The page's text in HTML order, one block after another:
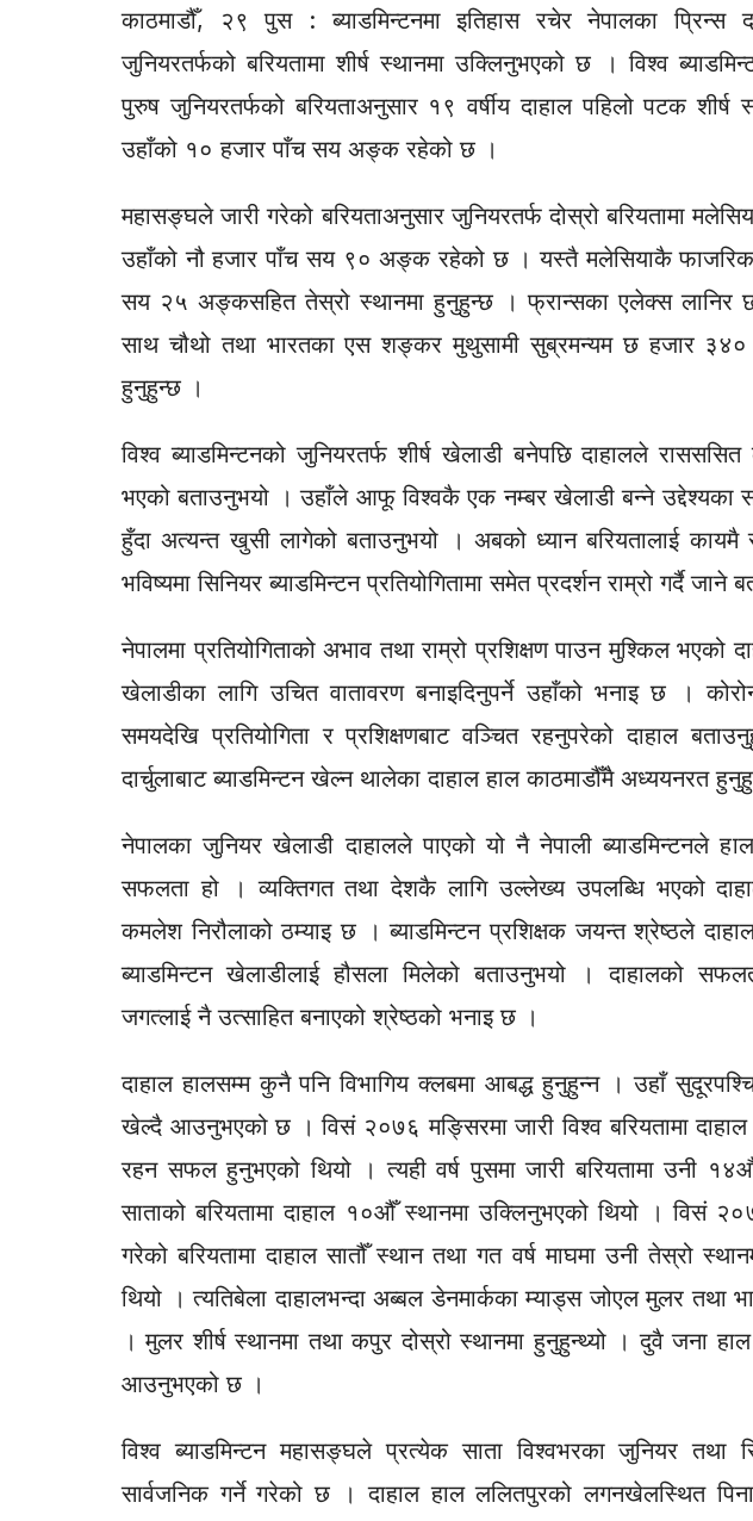
काठमाडौँ, २९ पुस : ब्याडमिन्टनमा इतिहास रचेर नेपालका प्रिन्स
जुनियरतर्फको बरियतामा शीर्ष स्थानमा उक्लिनुभएको छ । विश्व
पुरुष जुनियरतर्फको बरियताअनुसार १९ वर्षीय दाहाल पहिलो पटक शीर्ष
उहाँको १० हजार पाँच सय अङ्क रहेको छ ।
महासङ्घले जारी गरेको बरियताअनुसार जुनियरतर्फ दोस्रो बरियतामा
उहाँको नौ हजार पाँच सय ९० अङ्क रहेको छ । यस्तै मलेसियाकै
सय २५ अङ्कसहित तेस्रो स्थानमा हुनुहुन्छ । फ्रान्सका एलेक्स
साथ चौथो तथा भारतका एस शङ्कर मुथुसामी सुब्रमन्यम छ हजार ३४०
हुनुहुन्छ ।
विश्व ब्याडमिन्टनको जुनियरतर्फ शीर्ष खेलाडी बनेपछि दाहालले
भएको बताउनुभयो । उहाँले आफू विश्वकै एक नम्बर खेलाडी बन्ने उद्देश्यका
हुँदा अत्यन्त खुसी लागेको बताउनुभयो । अबको ध्यान बरियतालाई कायमै
भविष्यमा सिनियर ब्याडमिन्टन प्रतियोगितामा समेत प्रदर्शन राम्रो गर्दै जाने
नेपालमा प्रतियोगिताको अभाव तथा राम्रो प्रशिक्षण पाउन मुश्किल भएको
खेलाडीका लागि उचित वातावरण बनाइदिनुपर्ने उहाँको भनाइ छ ।
समयदेखि प्रतियोगिता र प्रशिक्षणबाट वञ्चित रहनुपरेको दाहाल
दार्चुलाबाट ब्याडमिन्टन खेल्न थालेका दाहाल हाल काठमाडौँमै अध्ययनरत
नेपालका जुनियर खेलाडी दाहालले पाएको यो नै नेपाली ब्याडमिन्टनले
सफलता हो । व्यक्तिगत तथा देशकै लागि उल्लेख्य उपलब्धि भएको
कमलेश निरौलाको ठम्याइ छ । ब्याडमिन्टन प्रशिक्षक जयन्त श्रेष्ठले
ब्याडमिन्टन खेलाडीलाई हौसला मिलेको बताउनुभयो । दाहालको
जगत्लाई नै उत्साहित बनाएको श्रेष्ठको भनाइ छ ।
दाहाल हालसम्म कुनै पनि विभागिय क्लबमा आबद्ध हुनुहुन्न । उहाँ
खेल्दै आउनुभएको छ । विसं २०७६ मङ्सिरमा जारी विश्व बरियतामा
रहन सफल हुनुभएको थियो । त्यही वर्ष पुसमा जारी बरियतामा उनी
साताको बरियतामा दाहाल १०औँ स्थानमा उक्लिनुभएको थियो । विसं
गरेको बरियतामा दाहाल सातौँ स्थान तथा गत वर्ष माघमा उनी तेस्रो
थियो । त्यतिबेला दाहालभन्दा अब्बल डेनमार्कका म्याड्स जोएल मुलर तथा
। मुलर शीर्ष स्थानमा तथा कपुर दोस्रो स्थानमा हुनुहुन्थ्यो । दुवै जना हाल
आउनुभएको छ ।
विश्व ब्याडमिन्टन महासङ्घले प्रत्येक साता विश्वभरका जुनियर तथा
सार्वजनिक गर्ने गरेको छ । दाहाल हाल ललितपुरको लगनखेलस्थित